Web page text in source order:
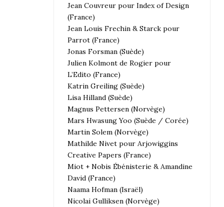
Jean Couvreur pour Index of Design
(France)
Jean Louis Frechin & Starck pour
Parrot (France)
Jonas Forsman (Suède)
Julien Kolmont de Rogier pour
L’Edito (France)
Katrin Greiling (Suède)
Lisa Hilland (Suède)
Magnus Pettersen (Norvège)
Mars Hwasung Yoo (Suède / Corée)
Martin Solem (Norvège)
Mathilde Nivet pour Arjowiggins
Creative Papers (France)
Miot + Nobis Ébénisterie & Amandine
David (France)
Naama Hofman (Israël)
Nicolai Gulliksen (Norvège)